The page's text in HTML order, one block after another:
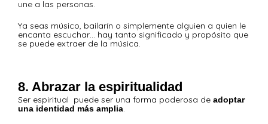
une a las personas.
Ya seas músico, bailarín o simplemente alguien a quien le
encanta escuchar… hay tanto significado y propósito que
se puede extraer de la música.
8. Abrazar la espiritualidad
Ser espiritual puede ser una forma poderosa de adoptar
una identidad más amplia.